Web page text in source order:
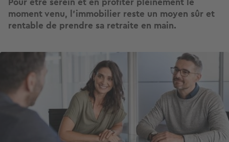
moment venu, l'immobilier reste un moyen sûr et
rentable de prendre sa retraite en main.
Image